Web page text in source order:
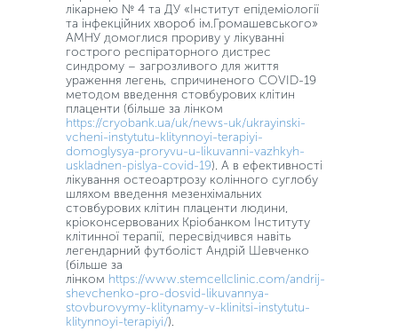
лікарнею № 4 та ДУ «Інститут епідеміології
та інфекційних хвороб ім.Громашевського»
АМНУ домоглися прориву у лікуванні
гострого респіраторного дистрес
синдрому – загрозливого для життя
ураження легень, спричиненого COVID-19
методом введення стовбурових клітин
плаценти (більше за лінком
https://cryobank.ua/uk/news-uk/ukrayinski-
vcheni-instytutu-klitynnoyi-terapiyi-
domoglysya-proryvu-u-likuvanni-vazhkyh-
uskladnen-pislya-covid-19). А в ефективності
лікування остеоартрозу колінного суглобу
шляхом введення мезенхімальних
стовбурових клітин плаценти людини,
кріоконсервованих Кріобанком Інституту
клітинної терапії, пересвідчився навіть
легендарний футболіст Андрій Шевченко
(більше за
лінком https://www.stemcellclinic.com/andrij-
shevchenko-pro-dosvid-likuvannya-
stovburovymy-klitynamy-v-klinitsi-instytutu-
klitynnoyi-terapiyi/).